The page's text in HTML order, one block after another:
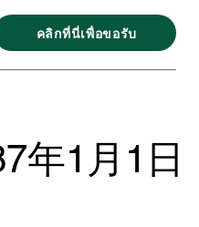
คลิกที่นี่เพื่อขอรับ
年1月1日